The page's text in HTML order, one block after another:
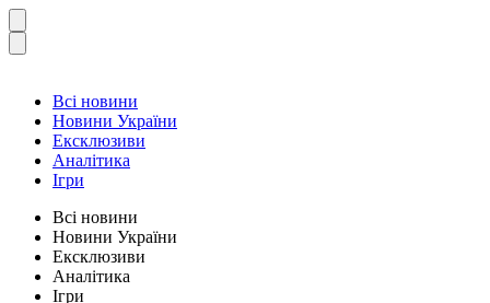
Всі новини
Новини України
Ексклюзиви
Аналітика
Ігри
Всі новини
Новини України
Ексклюзиви
Аналітика
Ігри